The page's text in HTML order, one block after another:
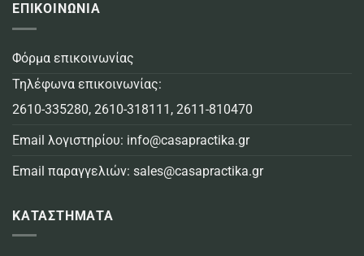
ΕΠΙΚΟΙΝΩΝΙΑ
Φόρμα επικοινωνίας
Τηλέφωνα επικοινωνίας:
2610-335280, 2610-318111 , 2611-810470
Email λογιστηρίου: info@casapractika.gr
Email παραγγελιών: sales@casapractika.gr
ΚΑΤΑΣΤΗΜΑΤΑ